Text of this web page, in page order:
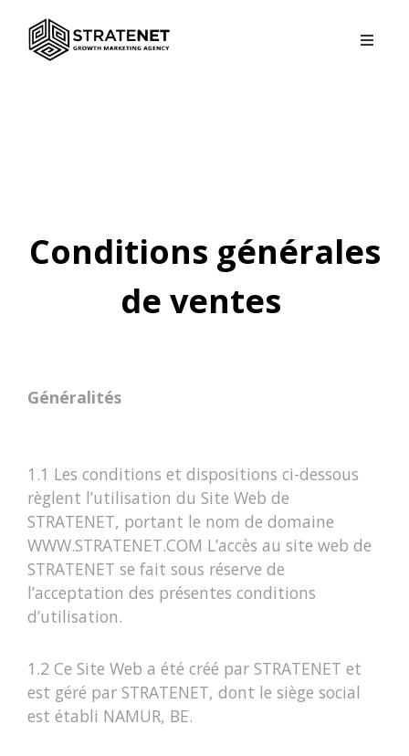
Conditions générales
de ventes
Généralités
1.1 Les conditions et dispositions ci-dessous
règlent l’utilisation du Site Web de
STRATENET, portant le nom de domaine
WWW.STRATENET.COM L’accès au site web de
STRATENET se fait sous réserve de
l’acceptation des présentes conditions
d’utilisation.
1.2 Ce Site Web a été créé par STRATENET et
est géré par STRATENET, dont le siège social
est établi NAMUR, BE.